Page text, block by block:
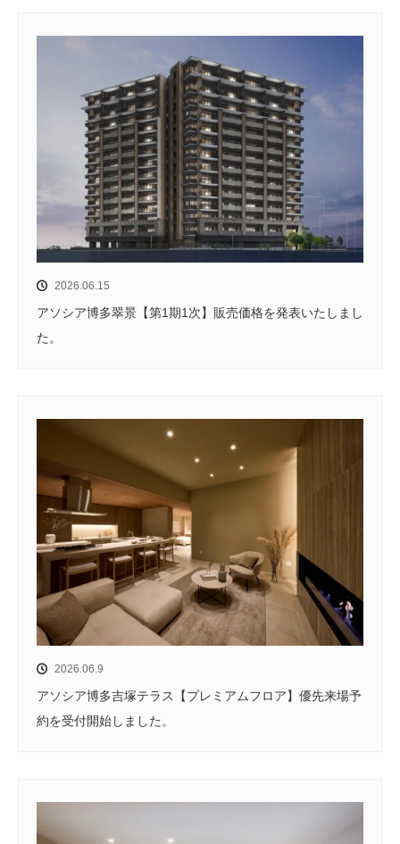
2026.06.15
アソシア博多翠景【第1期1次】販売価格を発表いたしまし
た。
2026.06.9
アソシア博多吉塚テラス【プレミアムフロア】優先来場予
約を受付開始しました。